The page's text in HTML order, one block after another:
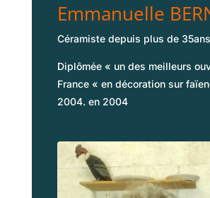
Emmanuelle
Céramiste depuis plus de
Diplômée « un des meilleurs
France « en décoration sur
2004. en 2004